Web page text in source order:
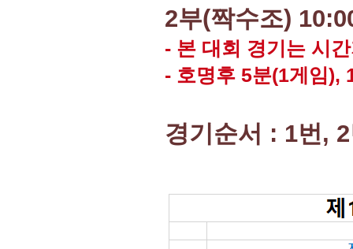
2부(짝수조)
- 본 대회 경기는 시
- 호명후 5분(1게임),
경기순서 : 1번,